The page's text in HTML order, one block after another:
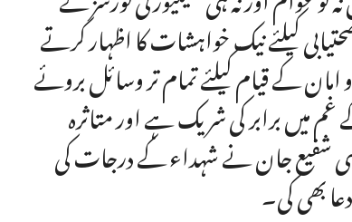
کیلئے نیک خواہشات کا اظہار کرتے
کے قیام کیلئے تمام تر وسائل بروئے
میں برابر کی شریک ہے اور متاثرہ
شفیع جان نے شہداء کے درجات کی
بھی کی۔